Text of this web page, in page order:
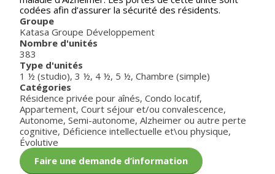
codées afin d’assurer la sécurité des résidents.
Groupe
Katasa Groupe Développement
Nombre d'unités
383
Type d'unités
1 ½ (studio), 3 ½, 4 ½, 5 ½, Chambre (simple)
Catégories
Résidence privée pour aînés, Condo locatif,
Appartement, Court séjour et/ou convalescence,
Autonome, Semi-autonome, Alzheimer ou autre perte
cognitive, Déficience intellectuelle et\ou physique,
Évolutive
Faire une demande d’information